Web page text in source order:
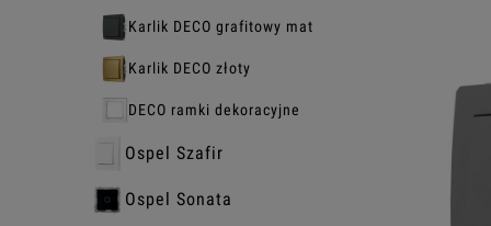
Karlik DECO grafitowy mat
Karlik DECO złoty
DECO ramki dekoracyjne
Ospel Szafir
Ospel Sonata